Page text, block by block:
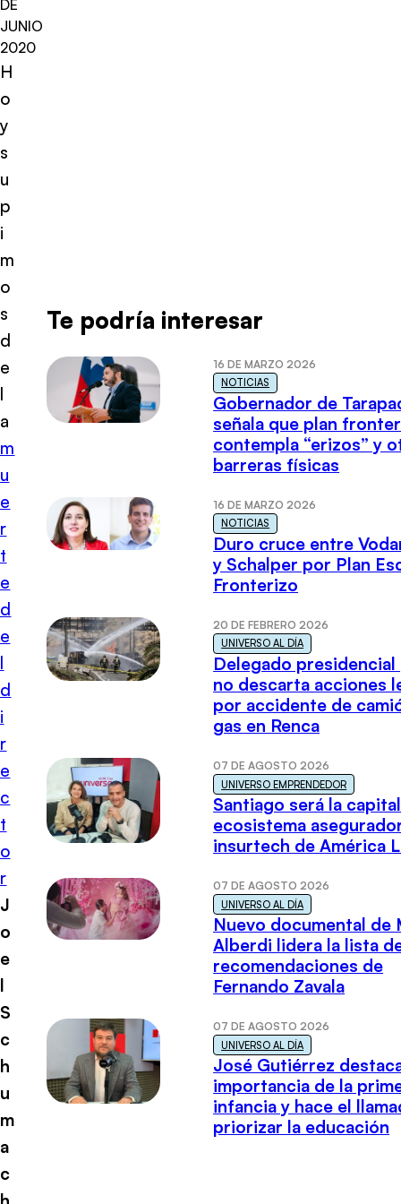
DE
JUNIO
2020
H
o
y
s
u
p
i
m
o
s
d
e
l
a
m
u
e
r
t
e
d
e
l
d
i
r
e
c
t
o
r
J
o
e
l
S
c
h
u
m
a
c
Te podría interesar
16 DE MARZO 2026
NOTICIAS
Gobernador de
señala que plan
contempla “erizos” y
barreras físicas
16 DE MARZO 2026
NOTICIAS
Duro cruce entre
y Schalper por Plan
Fronterizo
20 DE FEBRERO 2026
UNIVERSO AL DÍA
Delegado presidencial
no descarta acciones
por accidente de
gas en Renca
07 DE AGOSTO 2026
UNIVERSO EMPRENDEDOR
Santiago será la
ecosistema
insurtech de América
07 DE AGOSTO 2026
UNIVERSO AL DÍA
Nuevo documental de
Alberdi lidera la lista
recomendaciones de
Fernando Zavala
07 DE AGOSTO 2026
UNIVERSO AL DÍA
José Gutiérrez
importancia de la
infancia y hace el
priorizar la educación